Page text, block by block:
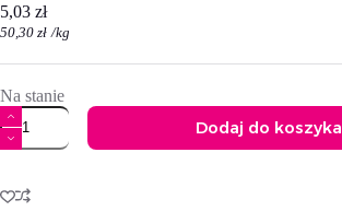
5,03 zł
50,30 zł /kg
Na stanie
ilość
Mus
owocowy
BIO
jabłka-
Dodaj do koszyka
t